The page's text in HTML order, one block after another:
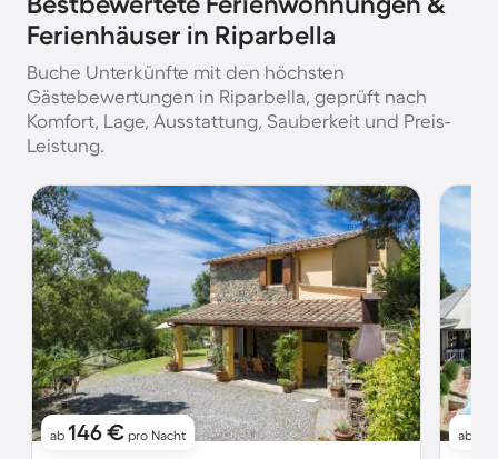
Ferienhäuser in Riparbella
Buche Unterkünfte mit den höchsten
Gästebewertungen in Riparbella, geprüft nach
Komfort, Lage, Ausstattung, Sauberkeit und Preis-
Leistung.
ab 146 € pro Nacht ab